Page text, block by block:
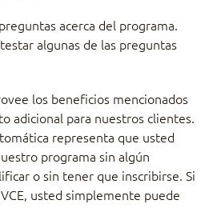
acerca del programa.
algunas de las preguntas
los beneficios mencionados
adicional para nuestros clientes.
representa que usted
programa sin algún
o sin tener que inscribirse. Si
usted simplemente puede